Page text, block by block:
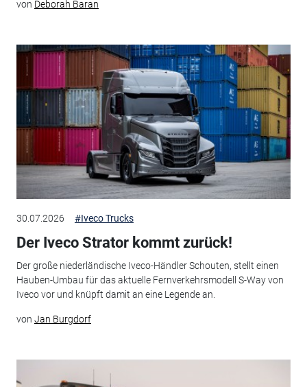
von Deborah Baran
30.07.2026 #Iveco Trucks
Der Iveco Strator kommt zurück!
Der große niederländische Iveco-Händler Schouten, stellt einen
Hauben-Umbau für das aktuelle Fernverkehrsmodell S-Way von
Iveco vor und knüpft damit an eine Legende an.
von Jan Burgdorf